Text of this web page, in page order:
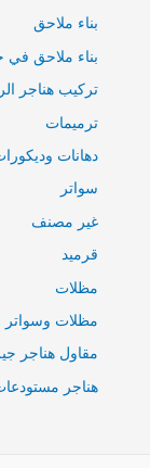
بناء ملاحق
بناء ملاحق في
تركيب هناجر
ترميمات
دهانات
سواتر
غير مصنف
قرميد
مظلات
مظلات وسواتر
مقاول هناجر
هناجر